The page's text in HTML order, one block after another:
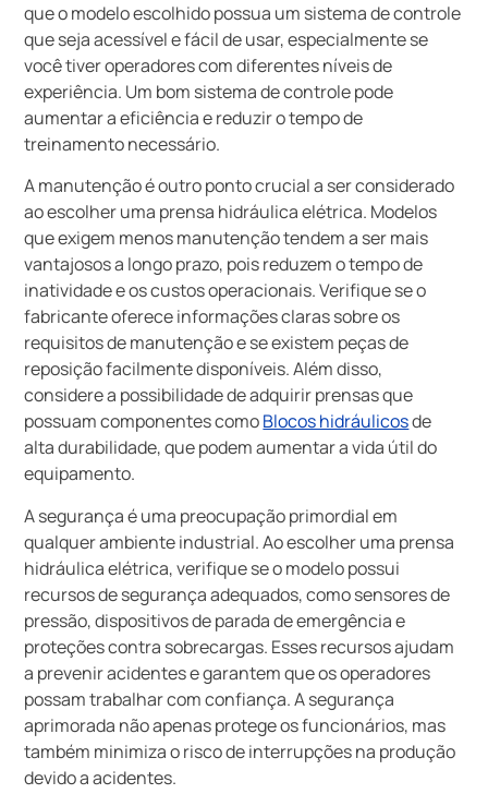
que o modelo escolhido possua um sistema de controle
que seja acessível e fácil de usar, especialmente se
você tiver operadores com diferentes níveis de
experiência. Um bom sistema de controle pode
aumentar a eficiência e reduzir o tempo de
treinamento necessário.
A manutenção é outro ponto crucial a ser considerado
ao escolher uma prensa hidráulica elétrica. Modelos
que exigem menos manutenção tendem a ser mais
vantajosos a longo prazo, pois reduzem o tempo de
inatividade e os custos operacionais. Verifique se o
fabricante oferece informações claras sobre os
requisitos de manutenção e se existem peças de
reposição facilmente disponíveis. Além disso,
considere a possibilidade de adquirir prensas que
possuam componentes comoBlocos hidráulicosde
alta durabilidade, que podem aumentar a vida útil do
equipamento.
A segurança é uma preocupação primordial em
qualquer ambiente industrial. Ao escolher uma prensa
hidráulica elétrica, verifique se o modelo possui
recursos de segurança adequados, como sensores de
pressão, dispositivos de parada de emergência e
proteções contra sobrecargas. Esses recursos ajudam
a prevenir acidentes e garantem que os operadores
possam trabalhar com confiança. A segurança
aprimorada não apenas protege os funcionários, mas
também minimiza o risco de interrupções na produção
devido a acidentes.